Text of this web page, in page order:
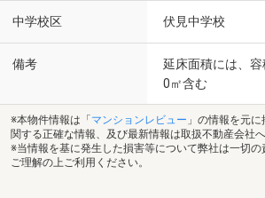
中学校区 伏見中学校
備考
延床面積には、
0㎡含む
※本物件情報は「 マンションレビュー 」の情報を元
関する正確な情報、及び最新情報は取扱不動産会社
※当情報を基に発生した損害等について弊社は一切
ご理解の上ご利用ください。